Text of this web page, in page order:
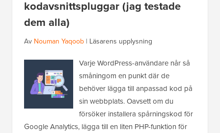
kodavsnittspluggar (jag testade
dem alla)
Av Nouman Yaqoob | Läsarens upplysning
Varje WordPress-användare når så
småningom en punkt där de
behöver lägga till anpassad kod på
sin webbplats. Oavsett om du
försöker installera spårningskod för
Google Analytics, lägga till en liten PHP-funktion för